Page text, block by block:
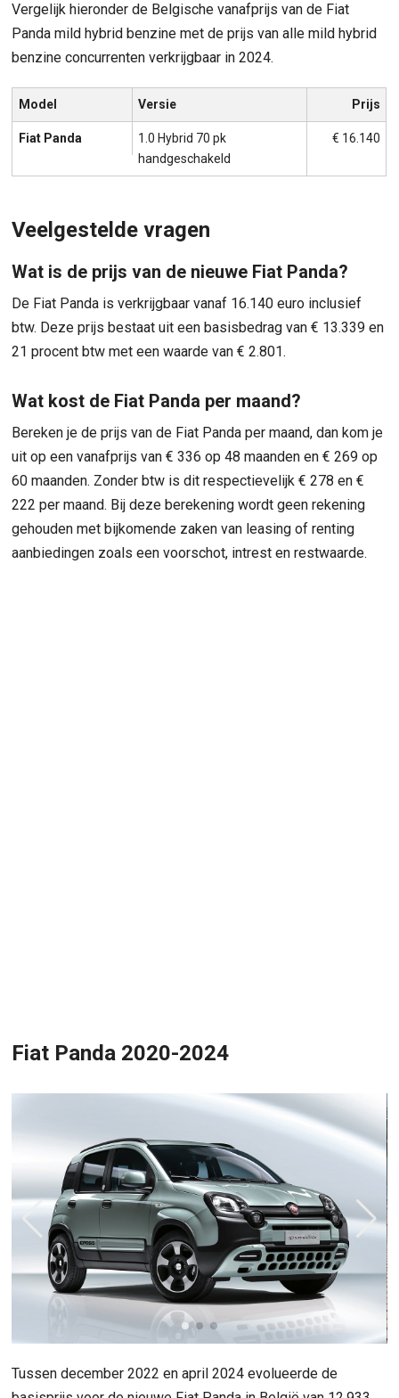
Vergelijk hieronder de Belgische vanafprijs van de Fiat
Panda mild hybrid benzine met de prijs van alle mild hybrid
benzine concurrenten verkrijgbaar in 2024.
Model Versie Prijs
Fiat Panda
1.0 Hybrid 70 pk
handgeschakeld
€ 16.140
Veelgestelde vragen
Wat is de prijs van de nieuwe Fiat Panda?
De Fiat Panda is verkrijgbaar vanaf 16.140 euro inclusief
btw. Deze prijs bestaat uit een basisbedrag van € 13.339 en
21 procent btw met een waarde van € 2.801.
Wat kost de Fiat Panda per maand?
Bereken je de prijs van de Fiat Panda per maand, dan kom je
uit op een vanafprijs van € 336 op 48 maanden en € 269 op
60 maanden. Zonder btw is dit respectievelijk € 278 en €
222 per maand. Bij deze berekening wordt geen rekening
gehouden met bijkomende zaken van leasing of renting
aanbiedingen zoals een voorschot, intrest en restwaarde.
Fiat Panda 2020-2024
Tussen december 2022 en april 2024 evolueerde de